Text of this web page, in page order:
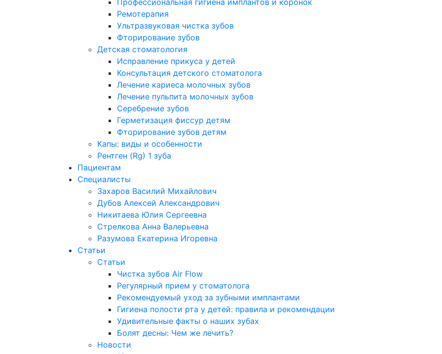
Профессиональная гигиена имплантов и коронок
Ремотерапия
Ультразвуковая чистка зубов
Фторирование зубов
Детская стоматология
Исправление прикуса у детей
Консультация детского стоматолога
Лечение кариеса молочных зубов
Лечение пульпита молочных зубов
Серебрение зубов
Герметизация фиссур детям
Фторирование зубов детям
Капы: виды и особенности
Рентген (Rg) 1 зуба
Пациентам
Специалисты
Захаров Василий Михайлович
Дубов Алексей Александрович
Никитаева Юлия Сергеевна
Стрелкова Анна Валерьевна
Разумова Екатерина Игоревна
Статьи
Статьи
Чистка зубов Air Flow
Регулярный прием у стоматолога
Рекомендуемый уход за зубными имплантами
Гигиена полости рта у детей: правила и рекомендации
Удивительные факты о наших зубах ​​
Болят десны: Чем же лечить?
Новости